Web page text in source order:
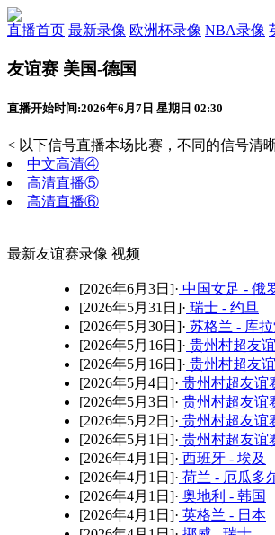
直播首页 最新录像 欧洲杯录像 NBA录像
友谊赛 美国-德国
直播开始时间:2026年6月7日 星期日 02:30
< 以下信号直播本场比赛，不同的信号清
中文高清④
高清直播⑤
高清直播⑥
最新友谊赛录像 视频
[2026年6月3日]· 中国女足 - 俄
[2026年5月31日]· 瑞士 - 约旦
[2026年5月30日]· 苏格兰 - 库
[2026年5月16日]· 贵州村超友
[2026年5月16日]· 贵州村超友
[2026年5月4日]· 贵州村超友谊
[2026年5月3日]· 贵州村超友谊
[2026年5月2日]· 贵州村超友谊
[2026年5月1日]· 贵州村超友谊
[2026年4月1日]· 西班牙 - 埃及
[2026年4月1日]· 荷兰 - 厄瓜多
[2026年4月1日]· 奥地利 - 韩国
[2026年4月1日]· 英格兰 - 日本